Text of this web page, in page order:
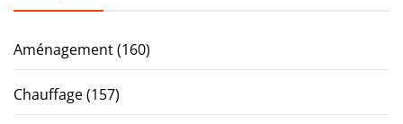
Aménagement(160)
Chauffage(157)